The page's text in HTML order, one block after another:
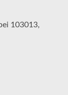
103013,